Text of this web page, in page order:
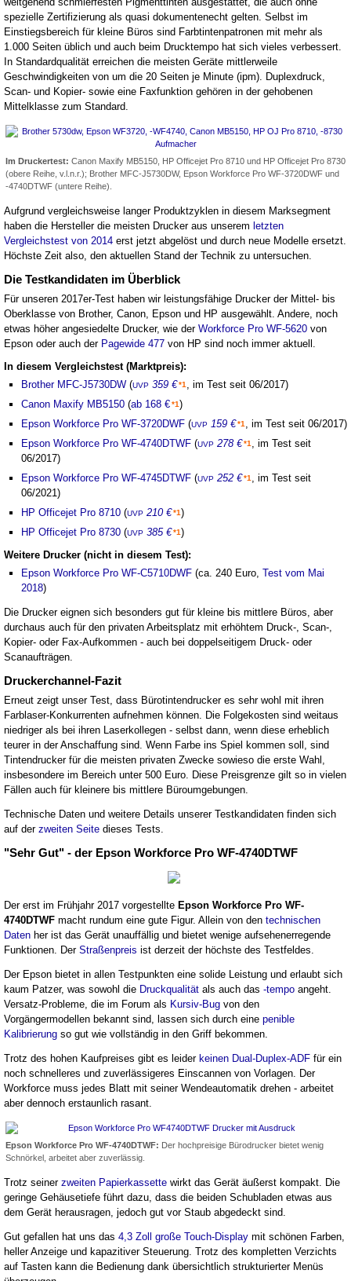
spezielle Zertifizierung als quasi dokumentenecht gelten. Selbst im
Einstiegsbereich für kleine Büros sind Farbtintenpatronen mit mehr als
1.000 Seiten üblich und auch beim Drucktempo hat sich vieles verbessert.
In Standardqualität erreichen die meisten Geräte mittlerweile
Geschwindigkeiten von um die 20 Seiten je Minute (ipm). Duplexdruck,
Scan- und Kopier- sowie eine Faxfunktion gehören in der gehobenen
Mittelklasse zum Standard.
Im Druckertest: Canon Maxify MB5150, HP Officejet Pro 8710 und HP Officejet Pro 8730
(obere Reihe, v.l.n.r.); Brother MFC-J5730DW, Epson Workforce Pro WF-3720DWF und
-4740DTWF (untere Reihe).
Aufgrund vergleichsweise langer Produktzyklen in diesem Marksegment
haben die Hersteller die meisten Drucker aus unserem letzten
Vergleichstest von 2014 erst jetzt abgelöst und durch neue Modelle ersetzt.
Höchste Zeit also, den aktuellen Stand der Technik zu untersuchen.
Die Testkandidaten im Überblick
Für unseren 2017er-Test haben wir leistungsfähige Drucker der Mittel- bis
Oberklasse von Brother, Canon, Epson und HP ausgewählt. Andere, noch
etwas höher angesiedelte Drucker, wie der Workforce Pro WF-5620 von
Epson oder auch der Pagewide 477 von HP sind noch immer aktuell.
In diesem Vergleichstest (Marktpreis):
Brother MFC-J5730DW (UVP 359 €*1
, im Test seit 06/2017)
Canon Maxify MB5150 (ab 168 €*1)
Epson Workforce Pro WF-3720DWF (UVP 159 €*1
, im Test seit 06/2017)
Epson Workforce Pro WF-4740DTWF (UVP 278 €*1
, im Test seit
06/2017)
Epson Workforce Pro WF-4745DTWF (UVP 252 €*1
, im Test seit
06/2021)
HP Officejet Pro 8710 (UVP 210 €*1)
HP Officejet Pro 8730 (UVP 385 €*1)
Weitere Drucker (nicht in diesem Test):
Epson Workforce Pro WF-C5710DWF (ca. 240 Euro, Test vom Mai
2018)
Die Drucker eignen sich besonders gut für kleine bis mittlere Büros, aber
durchaus auch für den privaten Arbeitsplatz mit erhöhtem Druck-, Scan-,
Kopier- oder Fax-Aufkommen - auch bei doppelseitigem Druck- oder
Scanaufträgen.
Druckerchannel-Fazit
Erneut zeigt unser Test, dass Bürotintendrucker es sehr wohl mit ihren
Farblaser-Konkurrenten aufnehmen können. Die Folgekosten sind weitaus
niedriger als bei ihren Laserkollegen - selbst dann, wenn diese erheblich
teurer in der Anschaffung sind. Wenn Farbe ins Spiel kommen soll, sind
Tintendrucker für die meisten privaten Zwecke sowieso die erste Wahl,
insbesondere im Bereich unter 500 Euro. Diese Preisgrenze gilt so in vielen
Fällen auch für kleinere bis mittlere Büroumgebungen.
Technische Daten und weitere Details unserer Testkandidaten finden sich
auf der zweiten Seite dieses Tests.
"Sehr Gut" - der Epson Workforce Pro WF-4740DTWF
Der erst im Frühjahr 2017 vorgestellte Epson Workforce Pro WF-
4740DTWF macht rundum eine gute Figur. Allein von den technischen
Daten her ist das Gerät unauffällig und bietet wenige aufsehenerregende
Funktionen. Der Straßenpreis ist derzeit der höchste des Testfeldes.
Der Epson bietet in allen Testpunkten eine solide Leistung und erlaubt sich
kaum Patzer, was sowohl die Druckqualität als auch das -tempo angeht.
Versatz-Probleme, die im Forum als Kursiv-Bug von den
Vorgängermodellen bekannt sind, lassen sich durch eine penible
Kalibrierung so gut wie vollständig in den Griff bekommen.
Trotz des hohen Kaufpreises gibt es leider keinen Dual-Duplex-ADF für ein
noch schnelleres und zuverlässigeres Einscannen von Vorlagen. Der
Workforce muss jedes Blatt mit seiner Wendeautomatik drehen - arbeitet
aber dennoch erstaunlich rasant.
Epson Workforce Pro WF-4740DTWF: Der hochpreisige Bürodrucker bietet wenig
Schnörkel, arbeitet aber zuverlässig.
Trotz seiner zweiten Papierkassette wirkt das Gerät äußerst kompakt. Die
geringe Gehäusetiefe führt dazu, dass die beiden Schubladen etwas aus
dem Gerät herausragen, jedoch gut vor Staub abgedeckt sind.
Gut gefallen hat uns das 4,3 Zoll große Touch-Display mit schönen Farben,
heller Anzeige und kapazitiver Steuerung. Trotz des kompletten Verzichts
auf Tasten kann die Bedienung dank übersichtlich strukturierter Menüs